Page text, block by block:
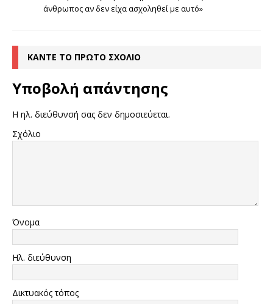
άνθρωπος αν δεν είχα ασχοληθεί με αυτό»
ΚΆΝΤΕ ΤΟ ΠΡΏΤΟ ΣΧΌΛΙΟ
Υποβολή απάντησης
Η ηλ. διεύθυνσή σας δεν δημοσιεύεται.
Σχόλιο
Όνομα
Ηλ. διεύθυνση
Δικτυακός τόπος